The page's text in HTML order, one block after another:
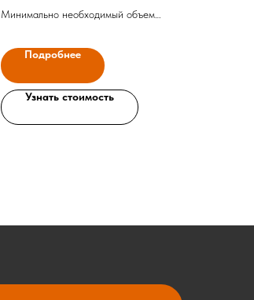
бухгалтерии)
Минимально необходимый объем
бухгалтерии.
Подробнее
Узнать стоимость